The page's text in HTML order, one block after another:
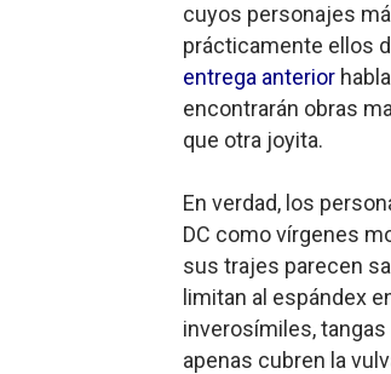
cuyos personajes
prácticamente ellos
entrega anterior
encontrarán obras
que otra joyita.
En verdad, los
DC como vírgenes
sus trajes parecen
limitan al espándex
inverosímiles,
apenas cubren la